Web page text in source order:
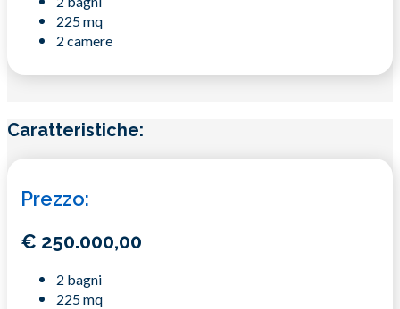
225 mq
2 camere
Caratteristiche:
Prezzo:
€ 250.000,00
2 bagni
225 mq